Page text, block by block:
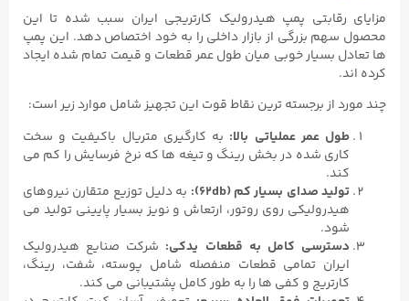
مزایای رقابتی پمپ هیدرولیک کارتریجی ایران سبب شده تا این
محصول سهم بزرگی از بازار داخلی را به خود اختصاص دهد. این پمپ
‌ها تعادل بسیار خوبی میان طول عمر قطعات و قیمت تمام ‌شده ایجاد
کرده ‌اند.
چند مورد از برجسته ‌ترین نقاط قوت این تجهیز شامل موارد زیر است:
طول عمر عملیاتی بالا: به کارگیری متریال باکیفیت و سخت
‌کاری شده در بخش رینگ و تیغه‌ ها که نرخ فرسایش را کم می‌
کند.
تولید صدای بسیار کم(62db):
به دلیل توزیع متقارن نیروهای
هیدرولیکی روی روتور، ارتعاش و نویز بسیار پایینی تولید می‌
شود.
دسترسی کامل به قطعات یدکی: شرکت صنایع هیدرولیک
ایران تمامی قطعات منفصله شامل پوسته، شفت، رینگ،
کارتریج و کفی‌ ها را به طور کامل پشتیبانی می ‌کند.